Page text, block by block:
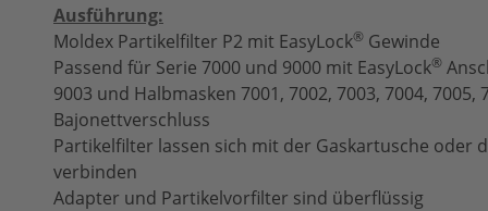
Ausführung:
Moldex Partikelfilter P2 mit EasyLock® Gewinde
Passend für Serie 7000 und 9000 mit EasyLock®
9003 und Halbmasken 7001, 7002, 7003, 7004, 7005,
Bajonettverschluss
Partikelfilter lassen sich mit der Gaskartusche oder
verbinden
Adapter und Partikelvorfilter sind überflüssig